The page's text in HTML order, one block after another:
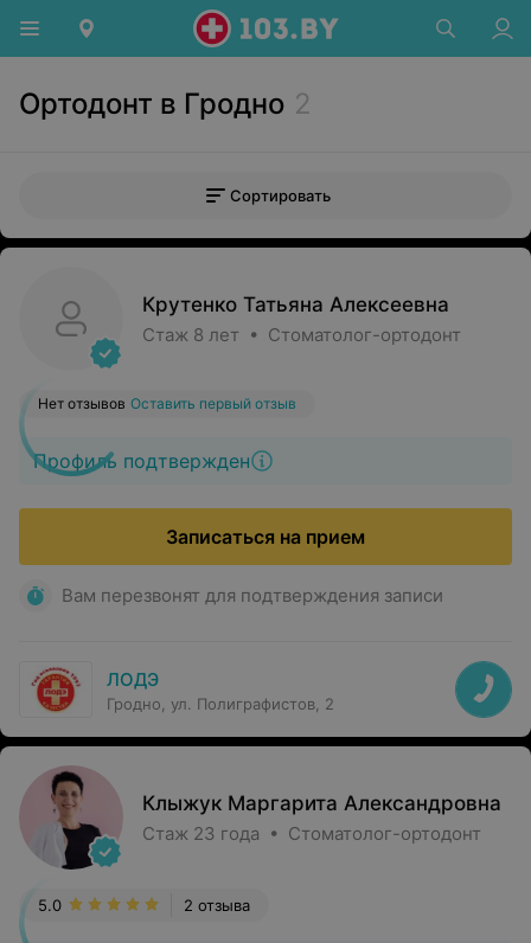
Ортодонт в Гродно 2
Сортировать
Крутенко Татьяна Алексеевна
Стаж 8 лет • Стоматолог-ортодонт
Профиль подтвержден
Нет отзывов Оставить первый отзыв
Записаться на прием
Вам перезвонят для подтверждения записи
ЛОДЭ
Гродно, ул. Полиграфистов, 2
Клыжук Маргарита Александровна
Стаж 23 года • Стоматолог-ортодонт
2 отзыва
5.0